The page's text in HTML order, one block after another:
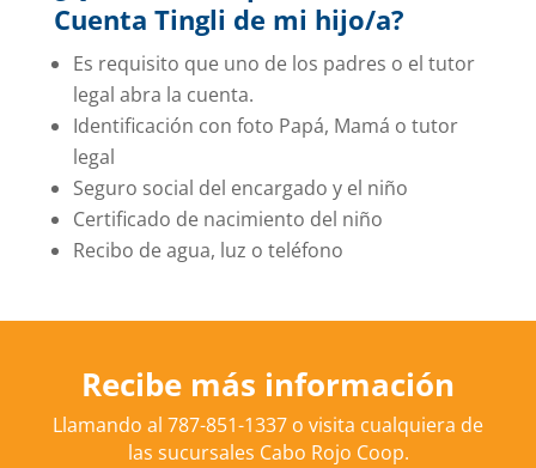
Cuenta Tingli de mi hijo/a?
Es requisito que uno de los padres o el tutor
legal abra la cuenta.
Identificación con foto Papá, Mamá o tutor
legal
Seguro social del encargado y el niño
Certificado de nacimiento del niño
Recibo de agua, luz o teléfono
Recibe más información
Llamando al 787-851-1337 o visita cualquiera de
las sucursales Cabo Rojo Coop.